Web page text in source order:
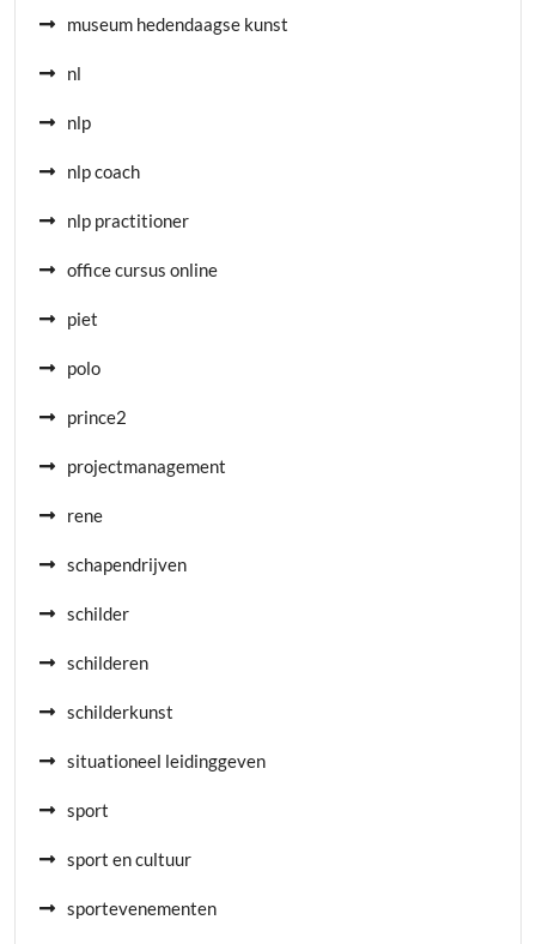
museum hedendaagse kunst
nl
nlp
nlp coach
nlp practitioner
office cursus online
piet
polo
prince2
projectmanagement
rene
schapendrijven
schilder
schilderen
schilderkunst
situationeel leidinggeven
sport
sport en cultuur
sportevenementen